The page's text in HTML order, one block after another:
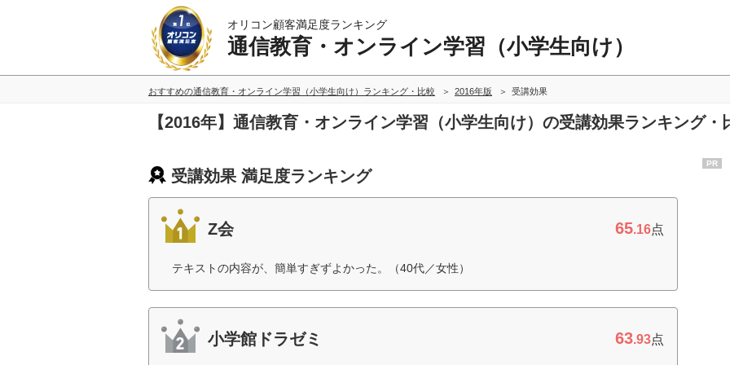
オリコン顧客満足度ランキング
通信教育・オンライン学習（小学生向け）
おすすめの通信教育・オンライン学習（小学生向け）ランキング・比較 2016年版 受講効果
【2016年】通信教育・オンライン学習（小学生向け）の受講効果ランキング・
受講効果 満足度ランキング
Z会 65.16点
テキストの内容が、簡単すぎずよかった。（40代／女性）
小学館ドラゼミ 63.93点
PR